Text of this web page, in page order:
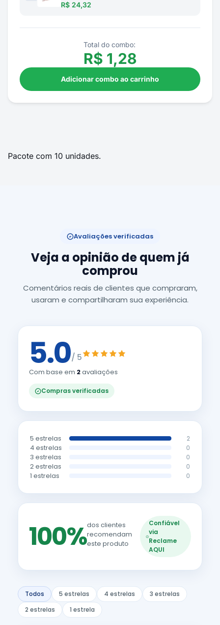
R$ 24,32
Total do combo:
R$ 1,28
Adicionar combo ao carrinho
Pacote com 10 unidades.
Avaliações verificadas
Veja a opinião de quem já
comprou
Comentários reais de clientes que compraram,
usaram e compartilharam sua experiência.
5.0/ 5
Com base em 2avaliações
Compras verificadas
5 estrelas 2
4 estrelas 0
3 estrelas 0
2 estrelas 0
1 estrelas 0
100%dos clientes
recomendam
este produto
Confiável
via
Reclame
AQUI
Todos 5 estrelas 4 estrelas
3 estrelas
2 estrelas
1 estrela